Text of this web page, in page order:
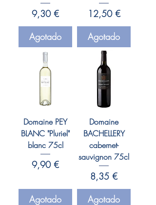
Precio
9,30 €
Agotado
Precio
12,50 €
Agotado
Domaine PEY
BLANC "Pluriel"
blanc 75cl
Precio
9,90 €
Agotado
Domaine
BACHELLERY
cabernet-
sauvignon 75cl
Precio
8,35 €
Agotado